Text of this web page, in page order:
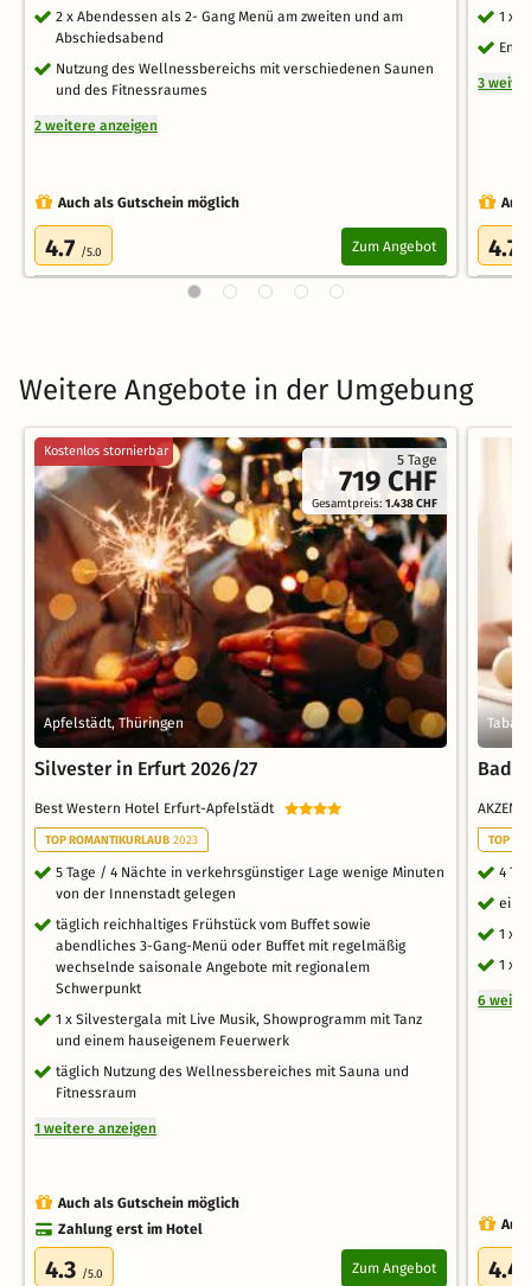
2 x Abendessen als 2- Gang Menü am zweiten und am
Abschiedsabend
Nutzung des Wellnessbereichs mit verschiedenen Saunen
und des Fitnessraumes
2 weitere anzeigen
Auch als Gutschein möglich
4.7 /5.0 Zum Angebot
1 x
3
4.7
Weitere Angebote in der Umgebung
5 Tage
719 CHF
Gesamtpreis:1.438 CHF
Kostenlos stornierbar
Apfelstädt, Thüringen
Silvester in Erfurt 2026/27
Best Western Hotel Erfurt-Apfelstädt
TOP ROMANTIKURLAUB 2023
5 Tage / 4 Nächte in verkehrsgünstiger Lage wenige Minuten
von der Innenstadt gelegen
täglich reichhaltiges Frühstück vom Buffet sowie
abendliches 3-Gang-Menü oder Buffet mit regelmäßig
wechselnde saisonale Angebote mit regionalem
Schwerpunkt
1 x Silvestergala mit Live Musik, Showprogramm mit Tanz
und einem hauseigenem Feuerwerk
täglich Nutzung des Wellnessbereiches mit Sauna und
Fitnessraum
1 weitere anzeigen
Auch als Gutschein möglich
Zahlung erst im Hotel
4.3 /5.0 Zum Angebot
Bad
TOP
4
ein
1 x
1 x
6
4.4